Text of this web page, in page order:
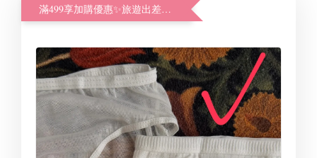
滿499享加購優惠✨旅遊出差好幫手